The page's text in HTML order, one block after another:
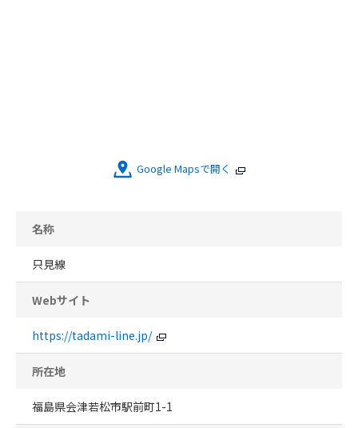
Google Mapsで開く
名称
只見線
Webサイト
https://tadami-line.jp/
所在地
福島県会津若松市駅前町1-1